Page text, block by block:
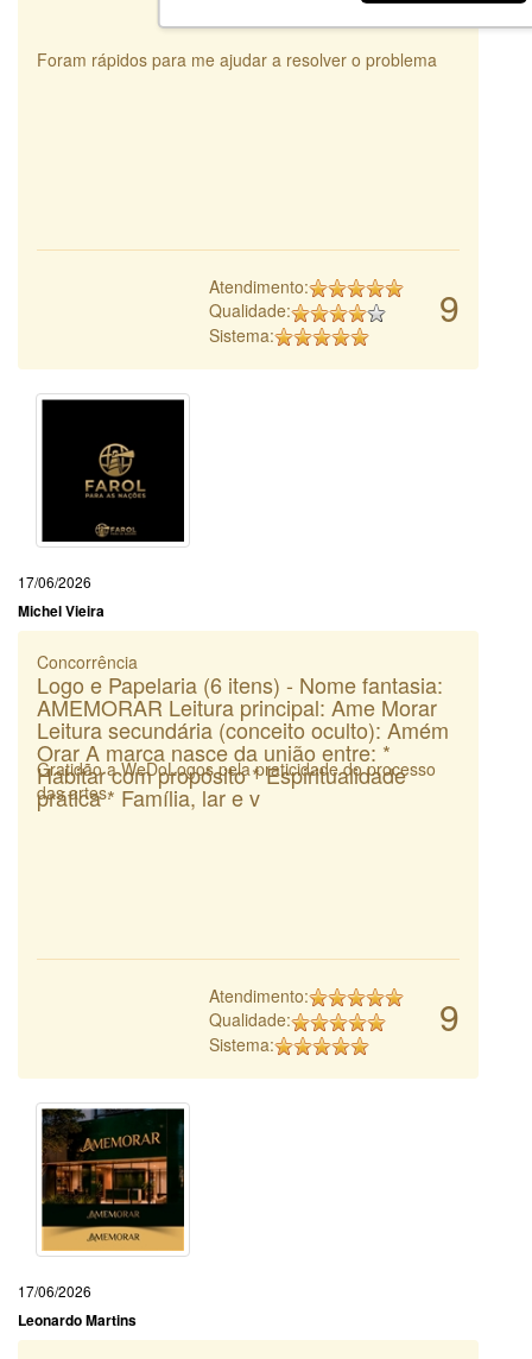
Foram rápidos para me ajudar a resolver o problema
9
Atendimento:
Qualidade:
Sistema:
17/06/2026
Michel Vieira
Concorrência
Logo e Papelaria (6 itens) - Nome fantasia:
AMEMORAR Leitura principal: Ame Morar
Leitura secundária (conceito oculto): Amém
Orar A marca nasce da união entre: *
Habitar com propósito * Espiritualidade
prática * Família, lar e v
Gratidão a WeDoLogos pela praticidade do processo
das artes.
9
Atendimento:
Qualidade:
Sistema:
17/06/2026
Leonardo Martins